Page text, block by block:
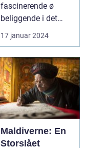
fascinerende ø
beliggende i det
smukke Indonesien,
har læ...
17 januar 2024
Maldiverne: En
Storslået